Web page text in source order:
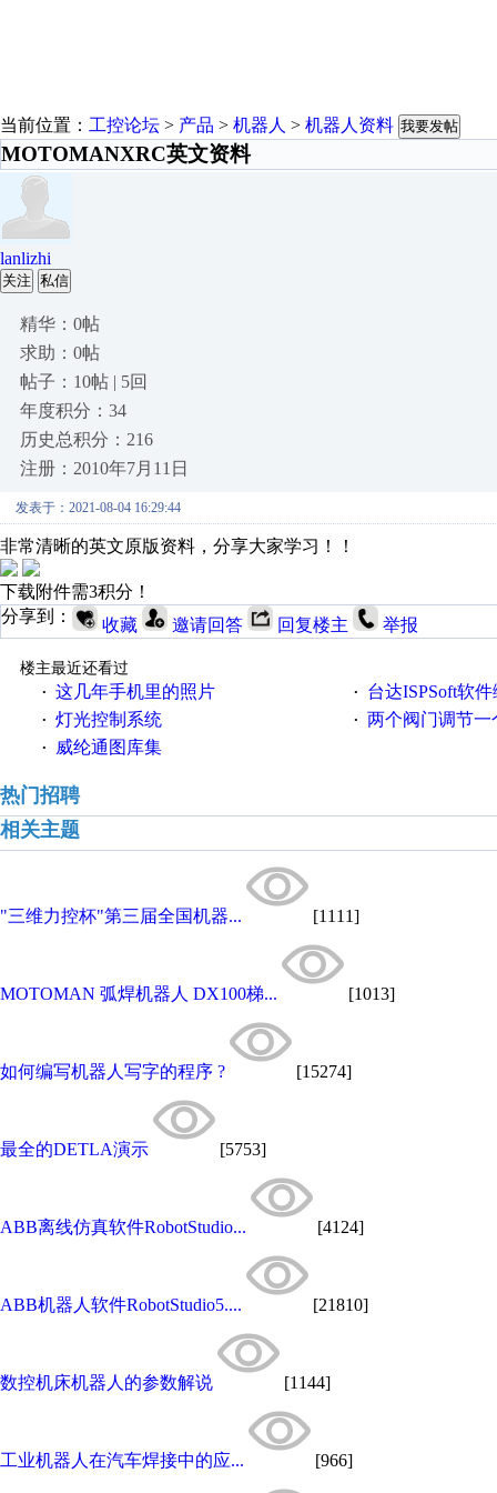
当前位置： 工控论坛 > 产品 > 机器人 > 机器人资料 我要发帖
MOTOMANXRC英文资料
lanlizhi
关注 私信
精华：0帖
求助：0帖
帖子：10帖 | 5回
年度积分：34
历史总积分：216
注册：2010年7月11日
发表于：2021-08-04 16:29:44
非常清晰的英文原版资料，分享大家学习！！
下载附件需3积分！
分享到：
收藏 邀请回答 回复楼主 举报
楼主最近还看过
· 这几年手机里的照片 · 台达ISPSoft软件编
· 灯光控制系统 · 两个阀门调节
· 威纶通图库集
热门招聘
相关主题
"三维力控杯"第三届全国机器... [1111]
MOTOMAN 弧焊机器人 DX100梯... [1013]
如何编写机器人写字的程序 ? [15274]
最全的DETLA演示 [5753]
ABB离线仿真软件RobotStudio... [4124]
ABB机器人软件RobotStudio5.... [21810]
数控机床机器人的参数解说 [1144]
工业机器人在汽车焊接中的应... [966]